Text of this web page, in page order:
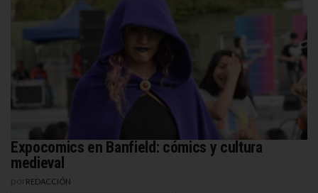
Expocomics en Banfield: cómics y cultura
medieval
REDACCIÓN